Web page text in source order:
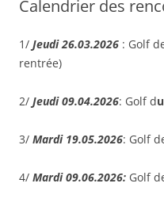
Calendrier des
1/ Jeudi 26.03.2026 : Golf
rentrée)
2/ Jeudi 09.04.2026: Golf d
3/ Mardi 19.05.2026: Golf
4/ Mardi 09.06.2026: Golf